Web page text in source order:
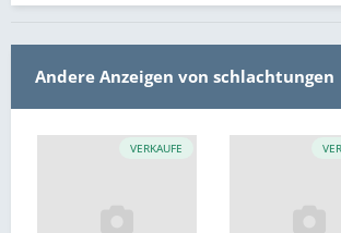
Andere Anzeigen von schlachtungen
VERKAUFE